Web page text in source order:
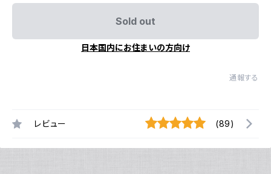
Sold out
日本国内にお住まいの方向け
通報する
レビュー (89)